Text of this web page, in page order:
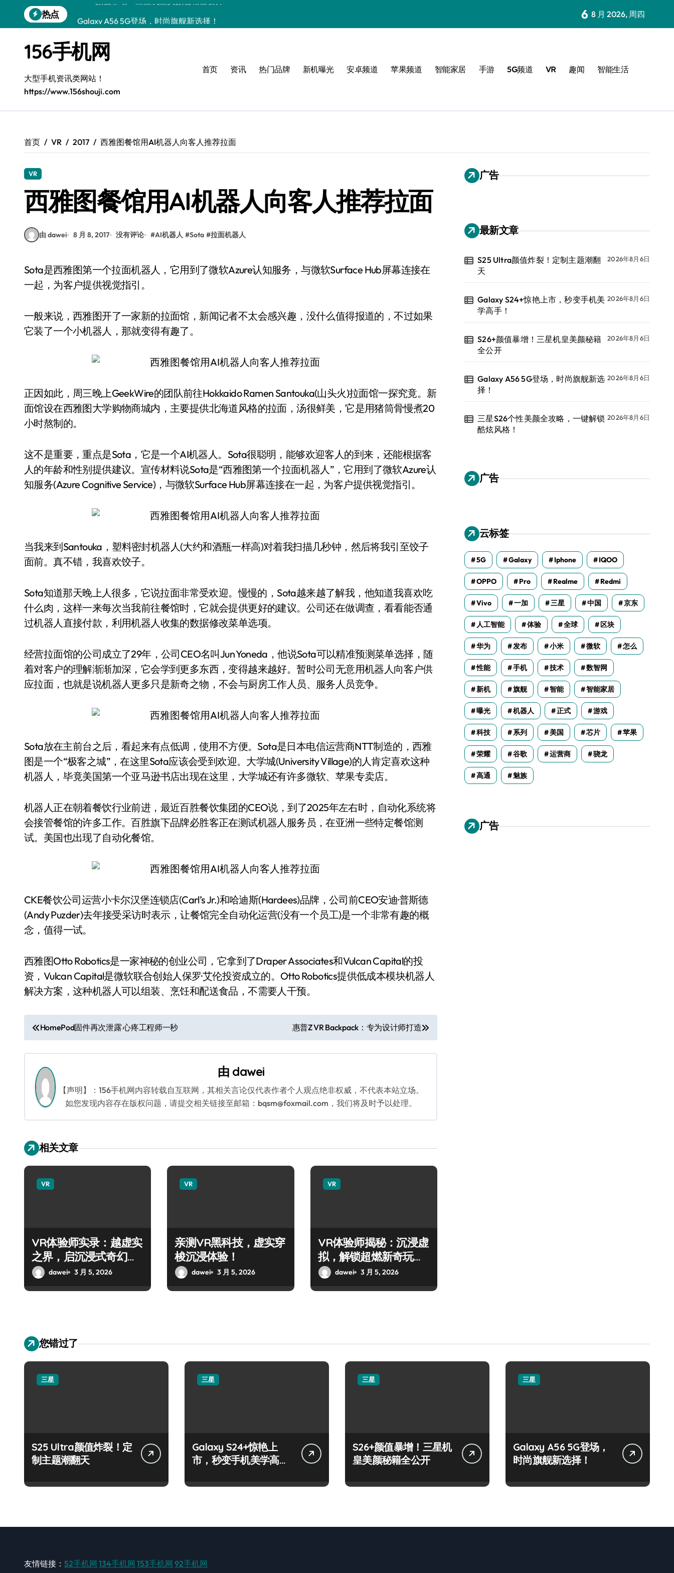
到
热点
S25美化秘籍：个性潮玩，炫酷加倍！
Galaxy C55 5G焕新秘籍：潮流定制，玩转无限可能
Galaxy C55 5G登场，美学新标杆！
Galaxy Z Flip6：折叠时尚，一瞬惊艳
S25 Ultra颜值炸裂！定制主题潮翻天
6 8 月 2026, 周四
156手机网
大型手机资讯类网站！
https://www.156shouji.com
首页 资讯 热门品牌 新机曝光 安卓频道 苹果频道 智能家居 手游 5G频道 VR 趣闻 智能生活
首页 VR 2017 西雅图餐馆用AI机器人向客人推荐拉面
VR
西雅图餐馆用AI机器人向客人推荐拉面
由 dawei 8 月 8, 2017 没有评论 #AI机器人 #Sota #拉面机器人
Sota是西雅图第一个拉面机器人，它用到了微软Azure认知服务，与微软Surface Hub屏幕连接在
一起，为客户提供视觉指引。
一般来说，西雅图开了一家新的拉面馆，新闻记者不太会感兴趣，没什么值得报道的，不过如果
它装了一个小机器人，那就变得有趣了。
正因如此，周三晚上GeekWire的团队前往Hokkaido Ramen Santouka(山头火)拉面馆一探究竟。新
面馆设在西雅图大学购物商城内，主要提供北海道风格的拉面，汤很鲜美，它是用猪筒骨慢煮20
小时熬制的。
这不是重要，重点是Sota，它是一个AI机器人。Sota很聪明，能够欢迎客人的到来，还能根据客
人的年龄和性别提供建议。宣传材料说Sota是“西雅图第一个拉面机器人”，它用到了微软Azure认
知服务(Azure Cognitive Service)，与微软Surface Hub屏幕连接在一起，为客户提供视觉指引。
当我来到Santouka，塑料密封机器人(大约和酒瓶一样高)对着我扫描几秒钟，然后将我引至饺子
面前。真不错，我喜欢饺子。
Sota知道那天晚上人很多，它说拉面非常受欢迎。慢慢的，Sota越来越了解我，他知道我喜欢吃
什么肉，这样一来每次当我前往餐馆时，它就会提供更好的建议。公司还在做调查，看看能否通
过机器人直接付款，利用机器人收集的数据修改菜单选项。
经营拉面馆的公司成立了29年，公司CEO名叫Jun Yoneda，他说Sota可以精准预测菜单选择，随
着对客户的理解渐渐加深，它会学到更多东西，变得越来越好。暂时公司无意用机器人向客户供
应拉面，也就是说机器人更多只是新奇之物，不会与厨房工作人员、服务人员竞争。
Sota放在主前台之后，看起来有点低调，使用不方便。Sota是日本电信运营商NTT制造的，西雅
图是一个“极客之城”，在这里Sota应该会受到欢迎。大学城(University Village)的人肯定喜欢这种
机器人，毕竟美国第一个亚马逊书店出现在这里，大学城还有许多微软、苹果专卖店。
机器人正在朝着餐饮行业前进，最近百胜餐饮集团的CEO说，到了2025年左右时，自动化系统将
会接管餐馆的许多工作。百胜旗下品牌必胜客正在测试机器人服务员，在亚洲一些特定餐馆测
试。美国也出现了自动化餐馆。
CKE餐饮公司运营小卡尔汉堡连锁店(Carl’s Jr.)和哈迪斯(Hardees)品牌，公司前CEO安迪·普斯德
(Andy Puzder)去年接受采访时表示，让餐馆完全自动化运营(没有一个员工)是一个非常有趣的概
念，值得一试。
西雅图Otto Robotics是一家神秘的创业公司，它拿到了Draper Associates和Vulcan Capital的投
资，Vulcan Capital是微软联合创始人保罗·艾伦投资成立的。Otto Robotics提供低成本模块机器人
解决方案，这种机器人可以组装、烹饪和配送食品，不需要人干预。
文
章
导
航
HomePod固件再次泄露 心疼工程师一秒 惠普Z VR Backpack：专为设计师打造
由 dawei
【声明】：156手机网内容转载自互联网，其相关言论仅代表作者个人观点绝非权威，不代表本站立场。
如您发现内容存在版权问题，请提交相关链接至邮箱：bqsm@foxmail.com，我们将及时予以处理。
相关文章
VR
VR体验师实录：越虚实
之界，启沉浸式奇幻新
视界dawei 3 月 5, 2026
VR
亲测VR黑科技，虚实穿
梭沉浸体验！
dawei 3 月 5, 2026
VR
VR体验师揭秘：沉浸虚
拟，解锁超燃新奇玩
法！dawei 3 月 5, 2026
广告
最新文章
S25 Ultra颜值炸裂！定制主题潮翻
天
2026年8月6日
Galaxy S24+惊艳上市，秒变手机美
学高手！
2026年8月6日
S26+颜值暴增！三星机皇美颜秘籍
全公开
2026年8月6日
Galaxy A56 5G登场，时尚旗舰新选
择！
2026年8月6日
三星S26个性美颜全攻略，一键解锁
酷炫风格！
2026年8月6日
广告
云标签
5G Galaxy Iphone IQOO
OPPO Pro Realme Redmi
Vivo 一加 三星 中国 京东
人工智能 体验 全球 区块
华为 发布 小米 微软 怎么
性能 手机 技术 数智网
新机 旗舰 智能 智能家居
曝光 机器人 正式 游戏
科技 系列 美国 芯片 苹果
荣耀 谷歌 运营商 骁龙
高通 魅族
广告
您错过了
三星
S25 Ultra颜值炸裂！定
制主题潮翻天
三星
Galaxy S24+惊艳上
市，秒变手机美学高
三星
S26+颜值暴增！三星机
皇美颜秘籍全公开
三星
Galaxy A56 5G登场，
时尚旗舰新选择！
友情链接： 52手机网 134手机网 153手机网 92手机网